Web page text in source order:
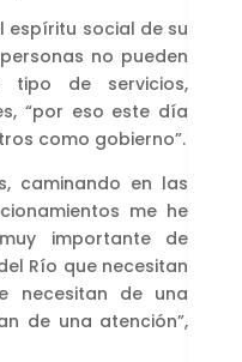
espíritu social de su
no pueden
tipo de servicios,
“por eso este día
como gobierno”.
caminando en las
me he
importante de
Río que necesitan
necesitan de una
de una atención”,